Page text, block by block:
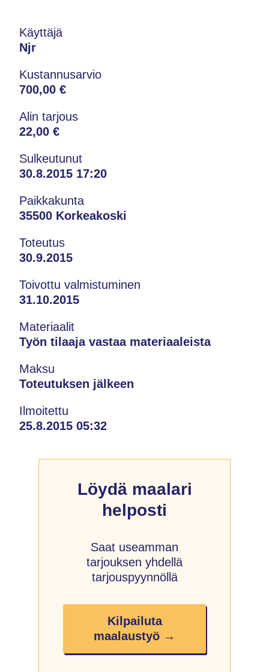
Käyttäjä
Njr
Kustannusarvio
700,00 €
Alin tarjous
22,00 €
Sulkeutunut
30.8.2015 17:20
Paikkakunta
35500 Korkeakoski
Toteutus
30.9.2015
Toivottu valmistuminen
31.10.2015
Materiaalit
Työn tilaaja vastaa materiaaleista
Maksu
Toteutuksen jälkeen
Ilmoitettu
25.8.2015 05:32
Löydä maalari
helposti
Saat useamman
tarjouksen yhdellä
tarjouspyynnöllä
Kilpailuta
maalaustyö →